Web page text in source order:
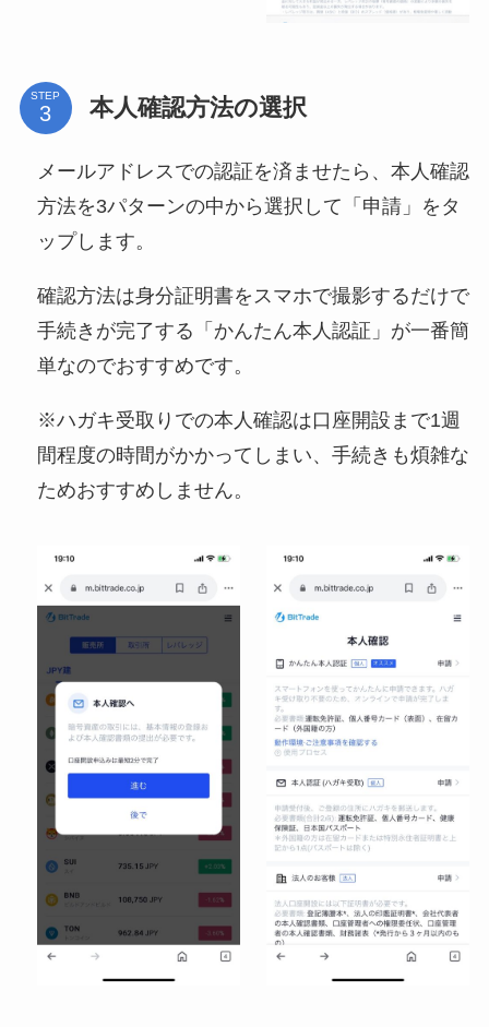
STEP 本人確認方法の選択
メールアドレスでの認証を済ませたら、本人確認
方法を3パターンの中から選択して「申請」をタ
ップします。
確認方法は身分証明書をスマホで撮影するだけで
手続きが完了する「かんたん本人認証」が一番簡
単なのでおすすめです。
※ハガキ受取りでの本人確認は口座開設まで1週
間程度の時間がかかってしまい、手続きも煩雑な
ためおすすめしません。